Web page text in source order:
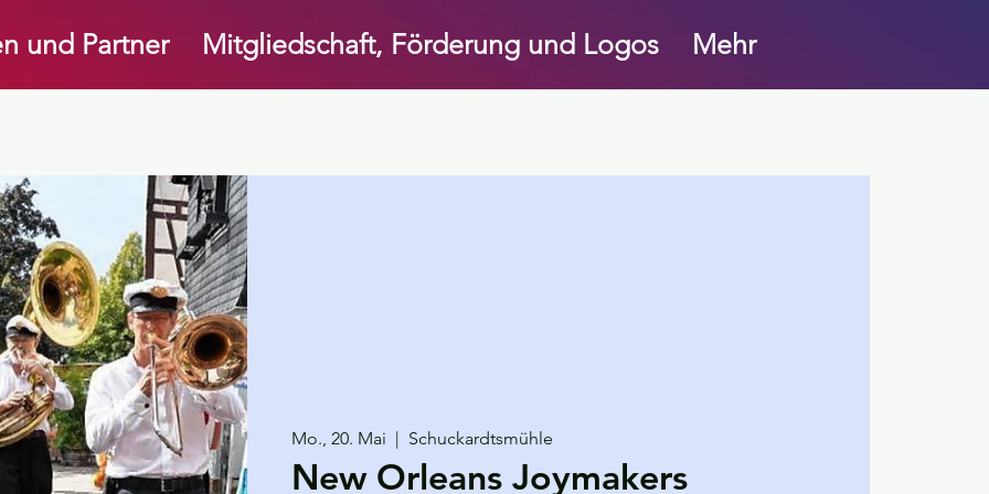
und Partner Mitgliedschaft, Förderung und Logos Mehr
Mo., 20. Mai Schuckardtsmühle
New Orleans Joymakers